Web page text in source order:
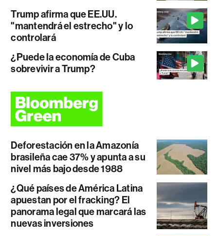
Trump afirma que EE.UU.
"mantendrá el estrecho" y lo
controlará
¿Puede la economía de Cuba
sobrevivir a Trump?
Deforestación en la Amazonía
brasileña cae 37% y apunta a su
nivel más bajo desde 1988
¿Qué países de América Latina
apuestan por el fracking? El
panorama legal que marcará las
nuevas inversiones